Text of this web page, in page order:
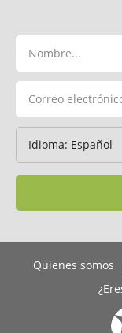
Quienes somos